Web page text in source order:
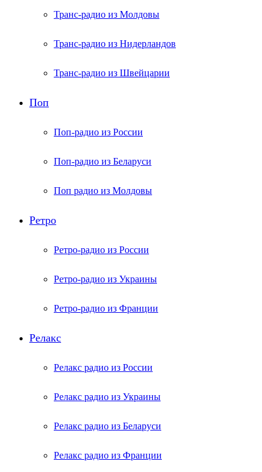
Транс-радио из Молдовы
Транс-радио из Нидерландов
Транс-радио из Швейцарии
Поп
Поп-радио из России
Поп-радио из Беларуси
Поп радио из Молдовы
Ретро
Ретро-радио из России
Ретро-радио из Украины
Ретро-радио из Франции
Релакс
Релакс радио из России
Релакс радио из Украины
Релакс радио из Беларуси
Релакс радио из Франции